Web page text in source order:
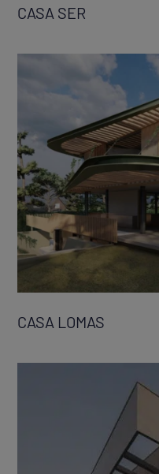
CASA SER
CASA LOMAS